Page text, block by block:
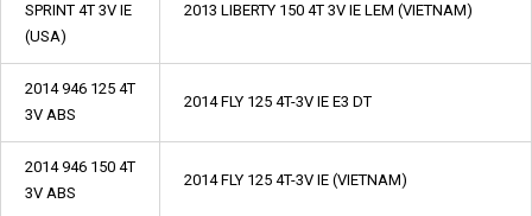
SPRINT 4T 3V IE
(USA)
2013 LIBERTY 150 4T 3V IE LEM (VIETNAM)
2014 946 125 4T
3V ABS
2014 FLY 125 4T-3V IE E3 DT
2014 946 150 4T
3V ABS
2014 FLY 125 4T-3V IE (VIETNAM)